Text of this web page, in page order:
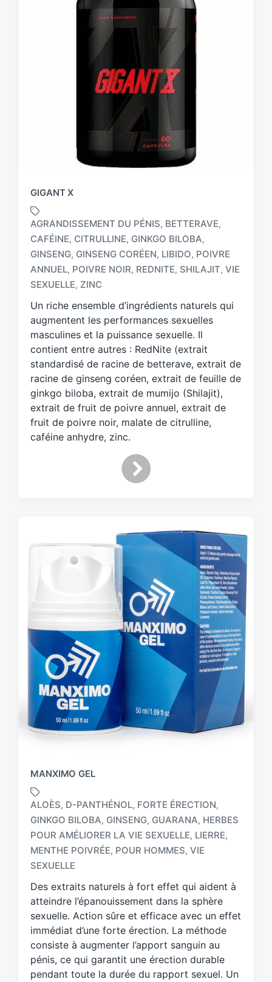
GIGANT X
T
a
g
e
d
w
h
AGRANDISSEMENT DU PÉNIS, BETTERAVE,
CAFÉINE, CITRULLINE, GINKGO BILOBA,
GINSENG, GINSENG CORÉEN, LIBIDO, POIVRE
ANNUEL, POIVRE NOIR, REDNITE, SHILAJIT, VIE
SEXUELLE, ZINC
Un riche ensemble d’ingrédients naturels qui
augmentent les performances sexuelles
masculines et la puissance sexuelle. Il
contient entre autres : RedNite (extrait
standardisé de racine de betterave, extrait de
racine de ginseng coréen, extrait de feuille de
ginkgo biloba, extrait de mumijo (Shilajit),
extrait de fruit de poivre annuel, extrait de
fruit de poivre noir, malate de citrulline,
caféine anhydre, zinc.
MANXIMO GEL
T
a
g
e
d
w
i
h
ALOÈS, D-PANTHÉNOL, FORTE ÉRECTION,
GINKGO BILOBA, GINSENG, GUARANA, HERBES
POUR AMÉLIORER LA VIE SEXUELLE, LIERRE,
MENTHE POIVRÉE, POUR HOMMES, VIE
SEXUELLE
Des extraits naturels à fort effet qui aident à
atteindre l’épanouissement dans la sphère
sexuelle. Action sûre et efficace avec un effet
immédiat d’une forte érection. La méthode
consiste à augmenter l’apport sanguin au
pénis, ce qui garantit une érection durable
pendant toute la durée du rapport sexuel. Un